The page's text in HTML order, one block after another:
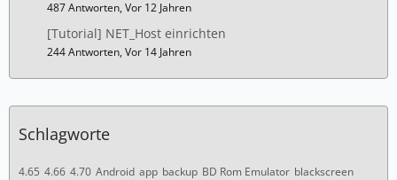
487 Antworten, Vor 12 Jahren
[Tutorial] NET_Host einrichten
244 Antworten, Vor 14 Jahren
Schlagworte
4.65 4.66 4.70 Android app backup BD Rom Emulator blackscreen